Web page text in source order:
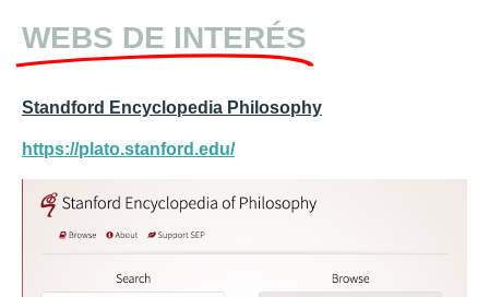
WEBS DE INTERÉS
Standford Encyclopedia Philosophy
https://plato.stanford.edu/